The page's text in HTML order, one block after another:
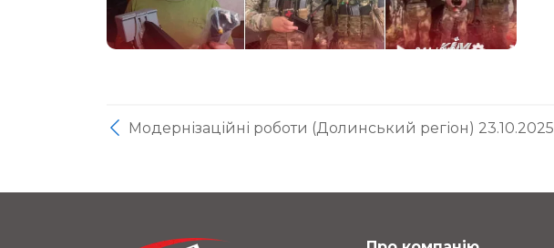
Модернізаційні роботи (Долинський регіон) 23.10.2025